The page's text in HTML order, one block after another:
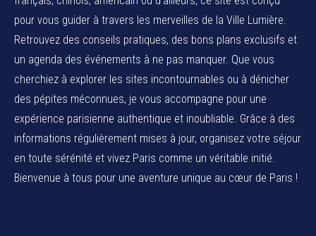
pour vous guider à travers les merveilles de la Ville Lumière.
Retrouvez des conseils pratiques, des bons plans exclusifs et
un agenda des événements à ne pas manquer. Que vous
cherchiez à explorer les sites incontournables ou à dénicher
des pépites méconnues, je vous accompagne pour une
expérience parisienne authentique et inoubliable. Grâce à des
informations régulièrement mises à jour, organisez votre séjour
en toute sérénité et vivez Paris comme un véritable initié.
Bienvenue à tous pour une aventure unique au cœur de Paris !